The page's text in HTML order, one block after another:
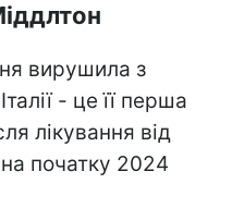
вирушила з
- це її перша
лікування від
початку 2024